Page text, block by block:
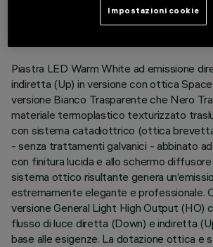
ULTIMO AGGIORNAMENTO: 02/08/2026
Piastra LED Warm White ad emissione
indiretta (Up) in versione con ottica Space
versione Bianco Trasparente che Nero
materiale termoplastico texturizzato
con sistema catadiottrico (ottica
- senza trattamenti galvanici - abbinato
con finitura lucida e allo schermo
sistema ottico risultante genera
estremamente elegante e professionale.
versione General Light High Output (HO)
flusso di luce diretta (Down) e indiretta
base alle esigenze. La dotazione ottica e
Impostazioni cookie